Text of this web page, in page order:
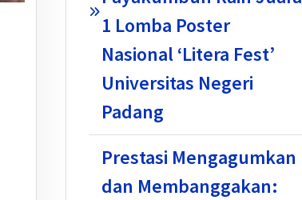
1 Lomba Poster
Nasional ‘Litera Fest’
Universitas Negeri
Padang
Prestasi Mengagumkan
dan Membanggakan: